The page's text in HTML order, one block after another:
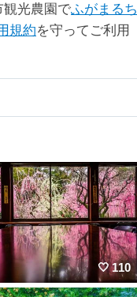
観光農園でふがまるち
規約を守ってご利用
110